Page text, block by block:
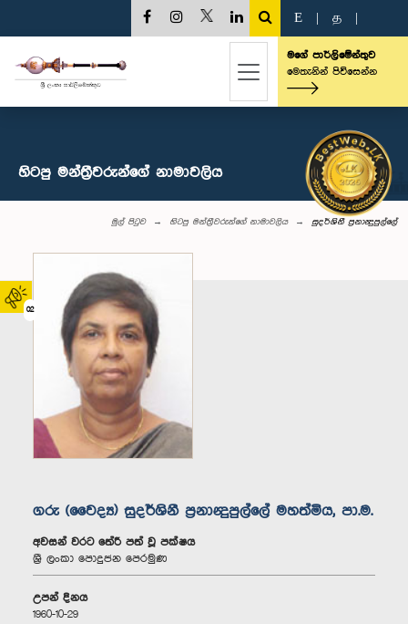
02
E த
මගේ පාර්ලිමේන්තුව
මෙතැනින් පිවිසෙන්න
හිටපු මන්ත්‍රීවරුන්ගේ නාමාවලිය
මුල් පිටුව හිටපු මන්ත්‍රීවරුන්ගේ නාමාවලිය සුදර්ශිනී ප්‍රනාන්‍දුපුල්ලේ
ගරු (වෛද්‍ය) සුදර්ශිනී ප්‍රනාන්‍දුපුල්ලේ මහත්මිය, පා.ම.
අවසන් වරට තේරී පත් වූ පක්ෂය
ශ්‍රී ලංකා පොදුජන පෙරමුණ
උපන් දිනය
1960-10-29